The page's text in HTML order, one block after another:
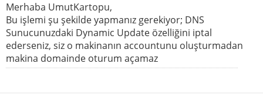
Merhaba UmutKartopu,
Bu işlemi şu şekilde yapmanız gerekiyor; DNS
Sunucunuzdaki Dynamic Update özelliğini iptal
ederseniz, siz o makinanın accountunu oluşturmadan
makina domainde oturum açamaz